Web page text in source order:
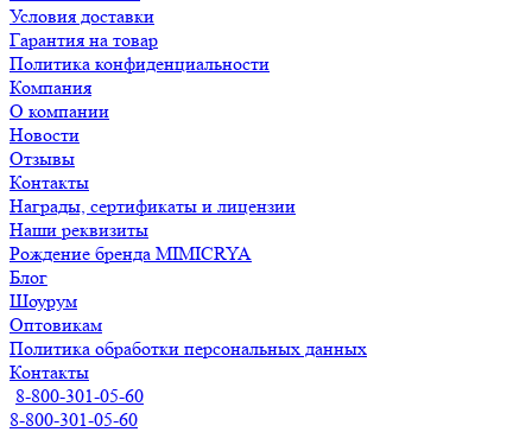
Условия доставки
Гарантия на товар
Политика конфиденциальности
Компания
О компании
Новости
Отзывы
Контакты
Награды, сертификаты и лицензии
Наши реквизиты
Рождение бренда MIMICRYA
Блог
Шоурум
Оптовикам
Политика обработки персональных данных
Контакты
8-800-301-05-60
8-800-301-05-60